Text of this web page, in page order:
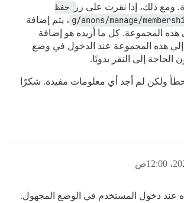
ومع ذلك، إذا نقرت على زر
، يتم إضافة
المجموعة. كل ما أريده هو إضافة
إلى هذه المجموعة عند الدخول في وضع
الحاجة إلى النقر يدويًا.
ولكن لم أجد أي معلومات مفيدة. شكرًا
عند دخول المستخدم في الوضع المجهول.